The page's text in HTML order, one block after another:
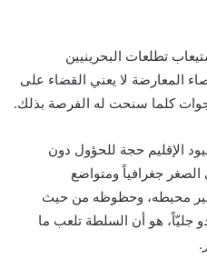
تطلعات البحرينيين
المعارضة لا يعني القضاء على
كلما سنحت له الفرصة بذلك.
الإقليم حجة للحؤول دون
الصغر جغرافياً ومتواضع
محيطه، وحظوظه من حيث
جليّاً، هو أن السلطة تلعب ما